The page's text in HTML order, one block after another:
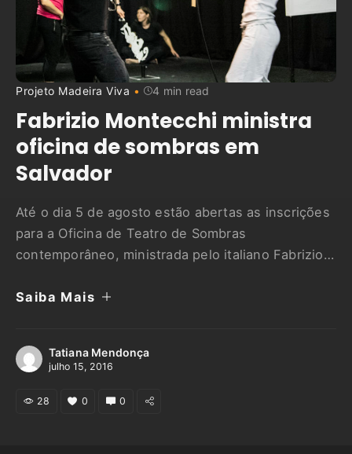
Projeto Madeira Viva 4 min read
Fabrizio Montecchi ministra
oficina de sombras em
Salvador
Até o dia 5 de agosto estão abertas as inscrições
para a Oficina de Teatro de Sombras
contemporâneo, ministrada pelo italiano Fabrizio
encenador do Teatro Gioco Vita, uma das maiores
agosto, no …
Saiba Mais
Tatiana Mendonça
julho 15, 2016
28 0 0